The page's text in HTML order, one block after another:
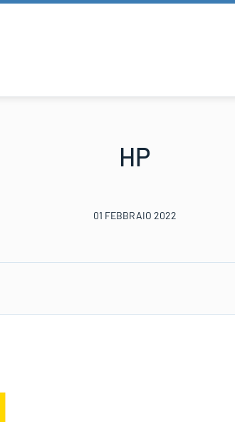
HP
01 FEBBRAIO 2022